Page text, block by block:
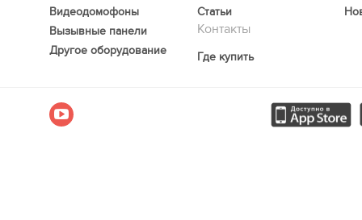
Видеодомофоны
Вызывные панели
Другое оборудование
Статьи
Контакты
Где купить